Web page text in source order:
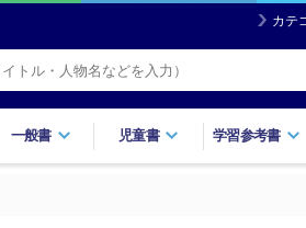
カテ
一般書 児童書 学習参考書